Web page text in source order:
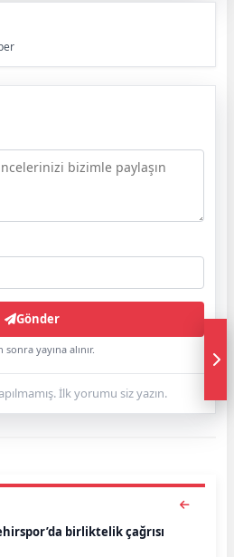
Gönder
yayına alınır.
İlk yorumu siz yazın.
birliktelik çağrısı